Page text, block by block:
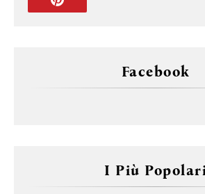
Facebook
I Più